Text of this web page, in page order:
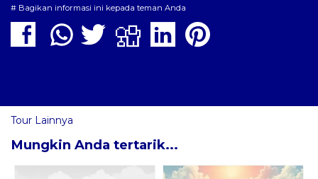
# Bagikan informasi ini kepada teman Anda
Tour Lainnya
Mungkin Anda tertarik...